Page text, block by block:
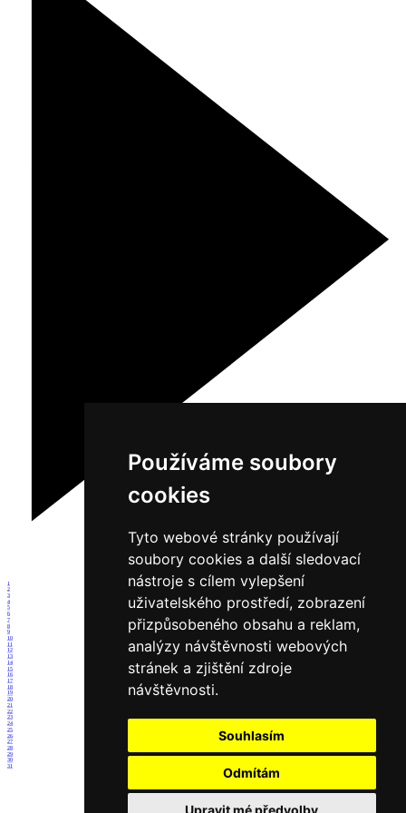
Používáme soubory
cookies
Tyto webové stránky používají
soubory cookies a další sledovací
nástroje s cílem vylepšení
uživatelského prostředí, zobrazení
přizpůsobeného obsahu a reklam,
analýzy návštěvnosti webových
stránek a zjištění zdroje
návštěvnosti.
Souhlasím
Odmítám
Upravit mé předvolby
1
2
3
4
5
6
7
8
9
10
11
12
13
14
15
16
17
18
19
20
21
22
23
24
25
26
27
28
29
30
31